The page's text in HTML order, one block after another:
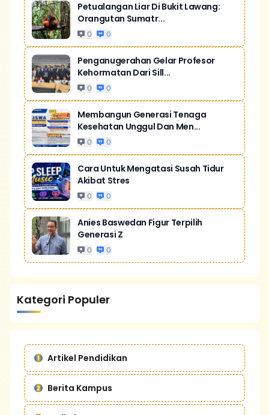
Petualangan Liar Di Bukit Lawang:
Orangutan Sumatr...
0 0
Penganugerahan Gelar Profesor
Kehormatan Dari Sill...
0 0
Membangun Generasi Tenaga
Kesehatan Unggul Dan Men...
0 0
Cara Untuk Mengatasi Susah Tidur
Akibat Stres
0 0
Anies Baswedan Figur Terpilih
Generasi Z
0 0
Kategori Populer
Artikel Pendidikan
Berita Kampus